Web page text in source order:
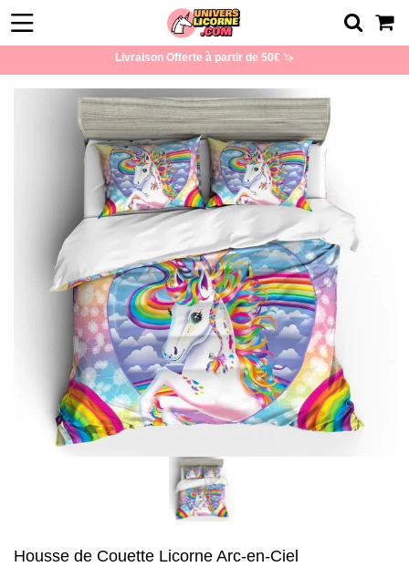
Livraison Offerte à partir de 50€ 🦄
Housse de Couette Licorne Arc-en-Ciel